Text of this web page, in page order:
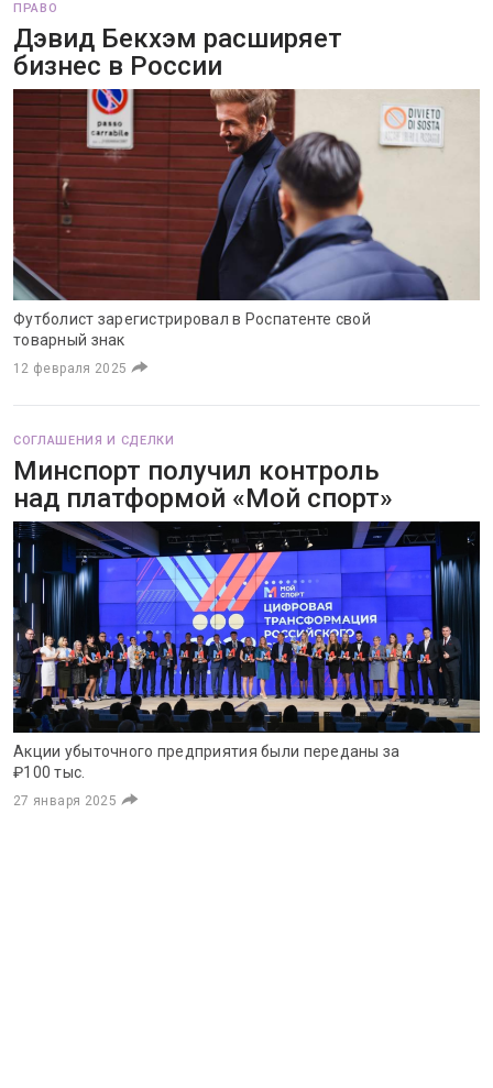
ПРАВО
Дэвид Бекхэм расширяет
бизнес в России
Футболист зарегистрировал в Роспатенте свой
товарный знак
12 февраля 2025
СОГЛАШЕНИЯ И СДЕЛКИ
Минспорт получил контроль
над платформой «Мой спорт»
Акции убыточного предприятия были переданы за
₽100 тыс.
27 января 2025